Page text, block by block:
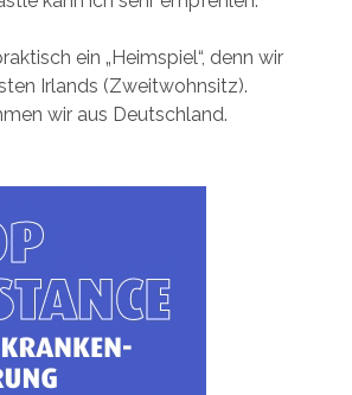
ein „Heimspiel“, denn wir
Irlands (Zweitwohnsitz).
wir aus Deutschland.